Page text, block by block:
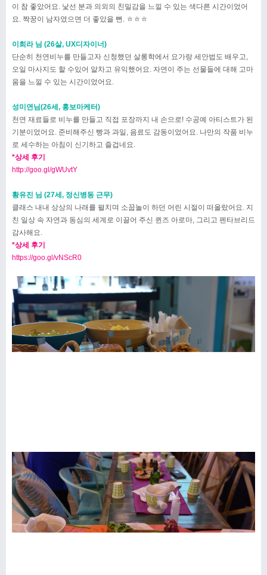
이 참 좋았어요. 낯선 분과 의외의 친밀감을 느낄 수 있는 색다른 시간이었어
요. 짝꿍이 남자였으면 더 좋았을 뻔. ㅎㅎㅎ
이희라 님 (26살, UX디자이너)
단순히 천연비누를 만들고자 신청했던 살롱학에서 요가랑 세안법도 배우고,
오일 마사지도 할 수있어 알차고 유익했어요. 자연이 주는 선물들에 대해 고마
움을 느낄 수 있는 시간이었어요.
성미연님(26세, 홍보마케터)
천연 재료들로 비누를 만들고 직접 포장까지 내 손으로! 수공예 아티스트가 된
기분이었어요. 준비해주신 빵과 과일, 음료도 감동이었어요. 나만의 작품 비누
로 세수하는 아침이 신기하고 즐겁네요.
*상세 후기
http://goo.gl/gWUvtY
황유진 님 (27세, 정신병동 근무)
클래스 내내 상상의 나래를 펼치며 소꿉놀이 하던 어린 시절이 떠올랐어요. 지
친 일상 속 자연과 동심의 세계로 이끌어 주신 퀸즈 아로마, 그리고 펜타브리드
감사해요.
*상세 후기
https://goo.gl/vNScR0